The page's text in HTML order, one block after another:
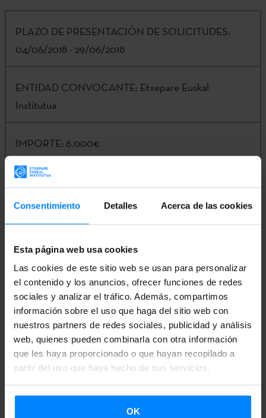
Consentimiento Detalles Acerca de las cookies
Esta página web usa cookies
Las cookies de este sitio web se usan para personalizar
el contenido y los anuncios, ofrecer funciones de redes
sociales y analizar el tráfico. Además, compartimos
información sobre el uso que haga del sitio web con
nuestros partners de redes sociales, publicidad y análisis
web, quienes pueden combinarla con otra información
que les haya proporcionado o que hayan recopilado a
partir del uso que haya hecho de sus servicios.
OK
PLAZO DE PRESENTACIÓN DE SOLICITUDES:
04/06/2018 - 29/06/2018
ENTIDAD CONVOCANTE: Etxepare Euskal
Institutua
IMPORTE: 6.000€
CONTACTO:
galartza@etxepare.eus
| (+34) 943 023 406
ANEXO 2 - CONVOCATORIA
ANEXO 1 - SOLICITUD
ANEXO 3 - LISTA PROVISIONAL